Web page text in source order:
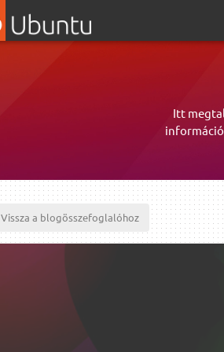
Itt
Vissza a blogösszefoglalóhoz